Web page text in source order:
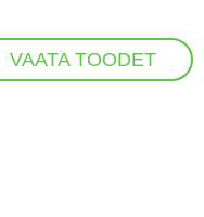
VAATA TOODET